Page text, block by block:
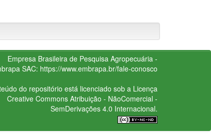
Empresa Brasileira de Pesquisa Agropecuária -
SAC: https://www.embrapa.br/fale-conosco
do repositório está licenciado sob a Licença
Creative CommonsAtribuição - NãoComercial -
SemDerivações 4.0 Internacional.